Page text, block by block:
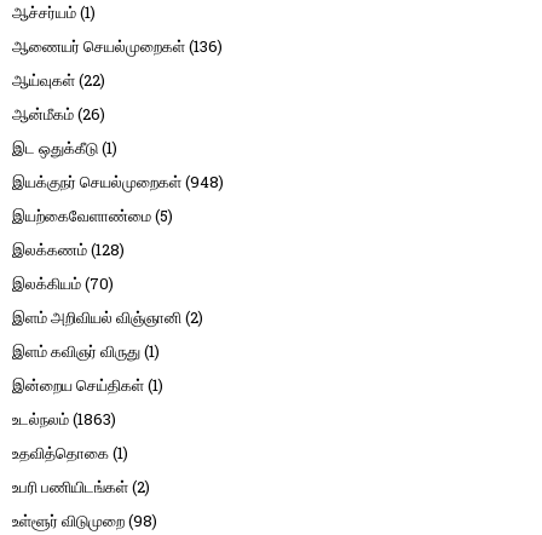
ஆச்சர்யம்(1)
ஆணையர் செயல்முறைகள்(136)
ஆய்வுகள்(22)
ஆன்மீகம்(26)
இட ஒதுக்கீடு(1)
இயக்குநர் செயல்முறைகள்(948)
இயற்கைவேளாண்மை(5)
இலக்கணம்(128)
இலக்கியம்(70)
இளம் அறிவியல் விஞ்ஞானி(2)
இளம் கவிஞர் விருது(1)
இன்றைய செய்திகள்(1)
உடல்நலம்(1863)
உதவித்தொகை(1)
உபரி பணியிடங்கள்(2)
உள்ளூர் விடுமுறை(98)